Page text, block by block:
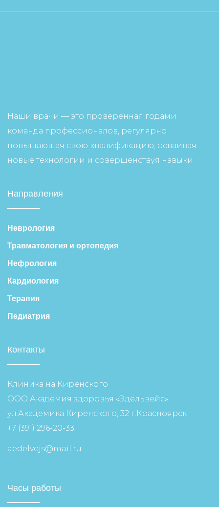
Наши врачи — это проверенная годами
команда профессионалов, регулярно
повышающая свою квалификацию, осваивая
новые технологии и совершенствуя навыки.
Направления
Неврология
Травматология и ортопедия
Нефрология
Кардиология
Терапия
Педиатрия
Контакты
Клиника на Киренского
ООО Академия здоровья «Эдельвейс»
ул.Академика Киренского, 32 г.Красноярск
+7 (391) 296-20-33
aedelvejs@mail.ru
Часы работы